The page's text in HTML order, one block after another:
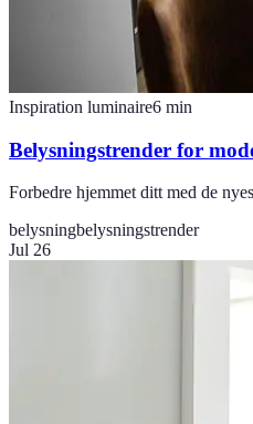
Inspiration luminaire6 min
Belysningstrender for
Forbedre hjemmet ditt med de
belysningbelysningstrender
Jul 26